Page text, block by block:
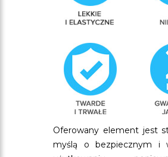
Oferowany element jest
myślą o bezpiecznym i